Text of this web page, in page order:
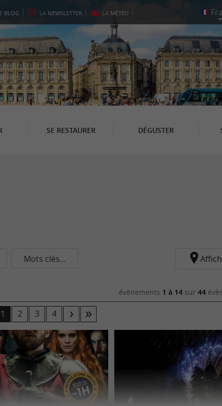
BLOG LA NEWSLETTER LA MÉTÉO
SE RESTAURER DÉGUSTER
Mots clés...
évènements 1 à 14 sur 44
1 2 3 4